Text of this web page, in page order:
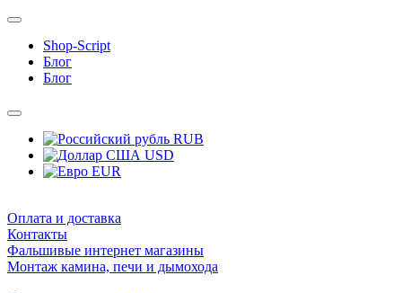
Shop-Script
Блог
Блог
RUB
USD
EUR
Оплата и доставка
Контакты
Фальшивые интернет магазины
Монтаж камина, печи и дымохода